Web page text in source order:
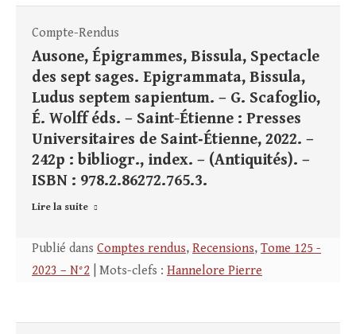
Compte-Rendus
Ausone, Épigrammes, Bissula, Spectacle
des sept sages. Epigrammata, Bissula,
Ludus septem sapientum. – G. Scafoglio,
É. Wolff éds. – Saint-Étienne : Presses
Universitaires de Saint‑Étienne, 2022. –
242p : bibliogr., index. – (Antiquités). –
ISBN : 978.2.86272.765.3.
Lire la suite
Publié dans Comptes rendus, Recensions, Tome 125 -
2023 – N°2 | Mots-clefs : Hannelore Pierre